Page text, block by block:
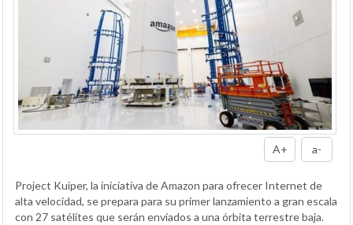
A+ a-
Project Kuiper, la iniciativa de Amazon para ofrecer Internet de
alta velocidad, se prepara para su primer lanzamiento a gran escala
con 27 satélites que serán enviados a una órbita terrestre baja.